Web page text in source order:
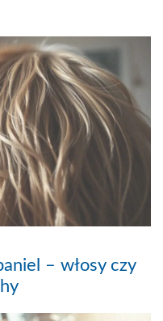
– włosy czy